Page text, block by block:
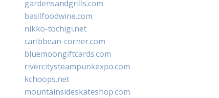
gardensandgrills.com
basilfoodwine.com
nikko-tochigi.net
caribbean-corner.com
bluemoongiftcards.com
rivercitysteampunkexpo.com
kchoops.net
mountainsideskateshop.com